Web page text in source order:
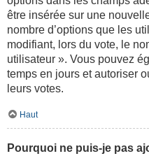
être insérée sur une
nombre d’options que les
modifiant, lors du vote, le
utilisateur ». Vous pouvez
temps en jours et autoriser
leurs votes.
Haut
Pourquoi ne puis-je pas